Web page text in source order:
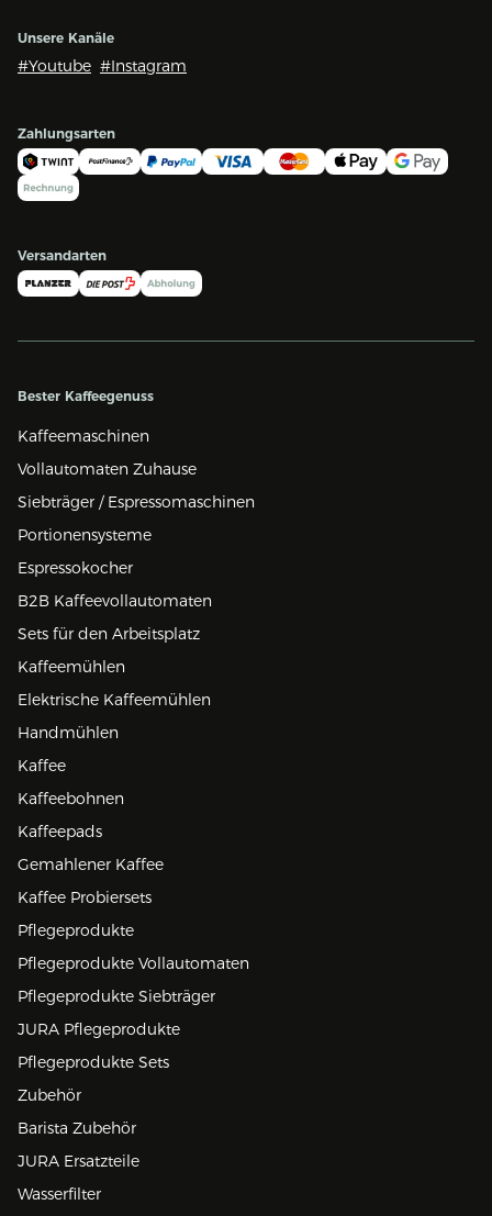
Unsere Kanäle
#Youtube #Instagram
Zahlungsarten
Versandarten
Bester Kaffeegenuss
Kaffeemaschinen
Vollautomaten Zuhause
Siebträger / Espressomaschinen
Portionensysteme
Espressokocher
B2B Kaffeevollautomaten
Sets für den Arbeitsplatz
Kaffeemühlen
Elektrische Kaffeemühlen
Handmühlen
Kaffee
Kaffeebohnen
Kaffeepads
Gemahlener Kaffee
Kaffee Probiersets
Pflegeprodukte
Pflegeprodukte Vollautomaten
Pflegeprodukte Siebträger
JURA Pflegeprodukte
Pflegeprodukte Sets
Zubehör
Barista Zubehör
JURA Ersatzteile
Wasserfilter